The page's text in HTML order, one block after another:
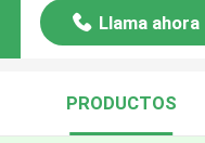
Llama ahora
PRODUCTOS